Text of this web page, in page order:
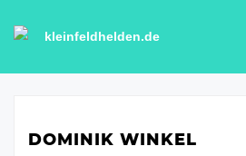
kleinfeldhelden.de
DOMINIK WINKEL